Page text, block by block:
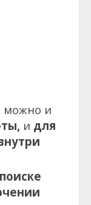
можно и
и для